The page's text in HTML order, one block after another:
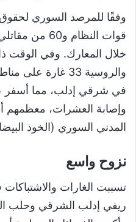
قوات النظام
خلال المعارك. وفي الوقت
والروسية 33
في شرقي إدلب، مما أسفر
وإصابة العشرات، معظمهم
المدني السوري (الخوذ
نزوح واسع
تسببت الغارات
ريفي إدلب الشرقي وحلب